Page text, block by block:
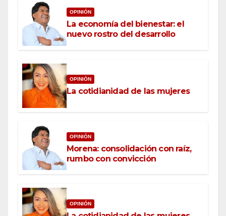
OPINIÓN
La economía del bienestar: el
nuevo rostro del desarrollo
OPINIÓN
La cotidianidad de las mujeres
OPINIÓN
Morena: consolidación con raíz,
rumbo con convicción
OPINIÓN